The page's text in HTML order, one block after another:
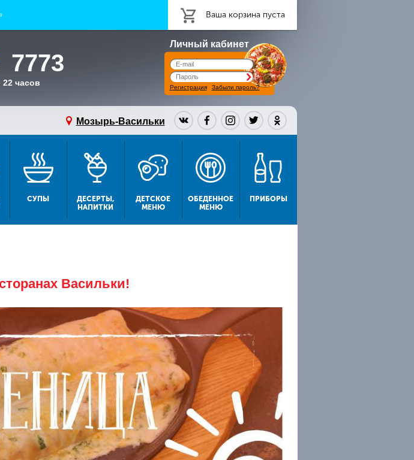
Ваша корзина пуста
7773
часов
Личный кабинет
Регистрация Забыли пароль?
Мозырь-Васильки
СУПЫ
ДЕСЕРТЫ,
НАПИТКИ
ДЕТСКОЕ
МЕНЮ
ОБЕДЕННОЕ
МЕНЮ
ПРИБОРЫ
Васильки!